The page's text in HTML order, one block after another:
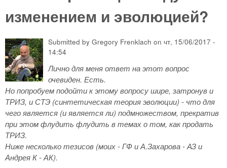
изменением и эволюцией?
Submitted by Gregory Frenklach on чт, 15/06/2017 -
14:54
Лично для меня ответ на этот вопрос
очевиден. Есть.
Но попробуем подойти к этому вопросу шире, затронув и
ТРИЗ, и СТЭ (синтетическая теория эволюции) - что для
чего является (и является ли) подмножеством, прекратив
при этом флудить флудить в темах о том, как продать
ТРИЗ.
Ниже несколько тезисов (моих - ГФ и А.Захарова - АЗ и
Андрея К - АК).